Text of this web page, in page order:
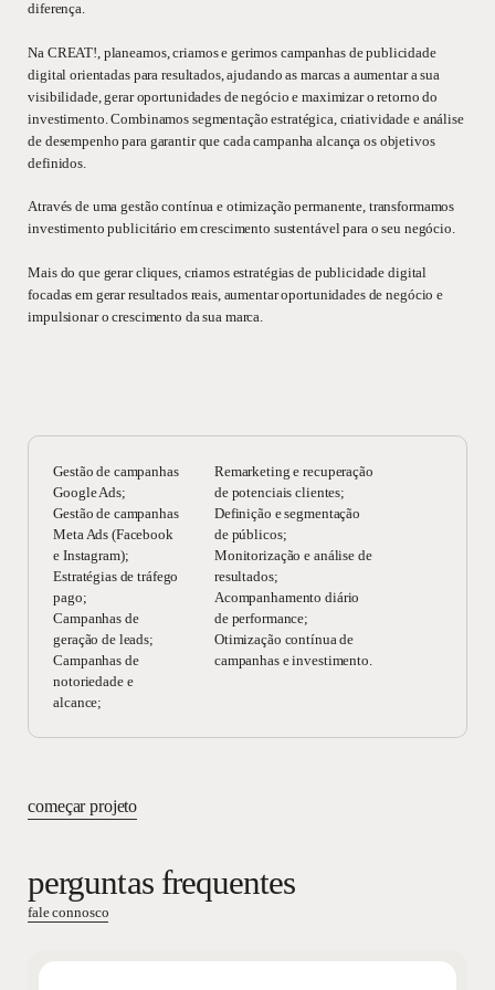
diferença.
Na CREAT!, planeamos, criamos e gerimos campanhas de publicidade
digital orientadas para resultados, ajudando as marcas a aumentar a sua
visibilidade, gerar oportunidades de negócio e maximizar o retorno do
investimento. Combinamos segmentação estratégica, criatividade e análise
de desempenho para garantir que cada campanha alcança os objetivos
definidos.
Através de uma gestão contínua e otimização permanente, transformamos
investimento publicitário em crescimento sustentável para o seu negócio.
Mais do que gerar cliques, criamos estratégias de publicidade digital
focadas em gerar resultados reais, aumentar oportunidades de negócio e
impulsionar o crescimento da sua marca.
Gestão de campanhas
Google Ads;
Gestão de campanhas
Meta Ads (Facebook
e Instagram);
Estratégias de tráfego
pago;
Campanhas de
geração de leads;
Campanhas de
notoriedade e
alcance;
Remarketing e recuperação
de potenciais clientes;
Definição e segmentação
de públicos;
Monitorização e análise de
resultados;
Acompanhamento diário
de performance;
Otimização contínua de
campanhas e investimento.
começar projeto
perguntas frequentes
fale connosco